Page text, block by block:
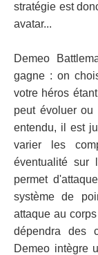
stratégie est
avatar...
Demeo
gagne : on
votre héros
peut évoluer ou
entendu, il est
varier les
éventualité
permet
système de
attaque au
dépendra des
Demeo intègre